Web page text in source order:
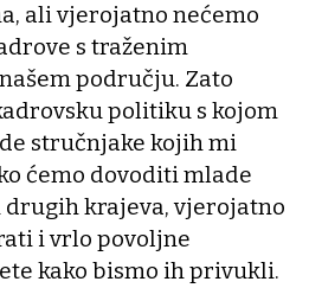
ali vjerojatno nećemo
s traženim
području. Zato
politiku s kojom
stručnjake kojih mi
ćemo dovoditi mlade
krajeva, vjerojatno
i vrlo povoljne
kako bismo ih privukli.